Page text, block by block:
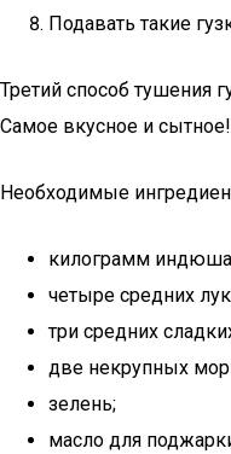
Подавать такие
Третий способ тушения
Самое вкусное и
Необходимые
килограмм
четыре средних
три средних
две некрупных
зелень;
масло для